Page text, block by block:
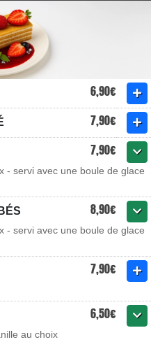
6,90€
7,90€
7,90€
- servi avec une boule de glace
8,90€
- servi avec une boule de glace
7,90€
6,50€
au choix